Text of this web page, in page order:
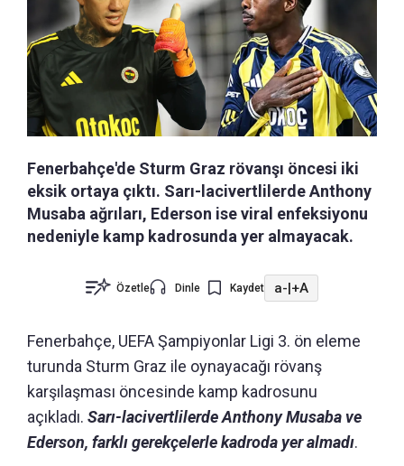
Fenerbahçe'de Sturm Graz rövanşı öncesi iki
eksik ortaya çıktı. Sarı-lacivertlilerde Anthony
Musaba ağrıları, Ederson ise viral enfeksiyonu
nedeniyle kamp kadrosunda yer almayacak.
Özetle Dinle Kaydet a-|+A
Fenerbahçe, UEFA Şampiyonlar Ligi 3. ön eleme
turunda Sturm Graz ile oynayacağı rövanş
karşılaşması öncesinde kamp kadrosunu
açıkladı. Sarı-lacivertlilerde Anthony Musaba ve
Ederson, farklı gerekçelerle kadroda yer almadı.